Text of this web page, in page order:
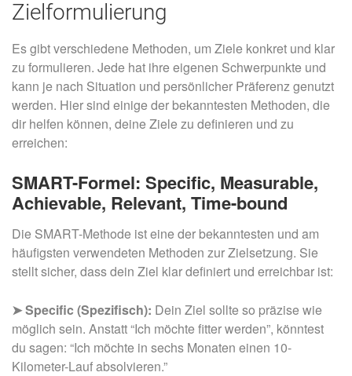
Zielformulierung
Es gibt verschiedene Methoden, um Ziele konkret und klar
zu formulieren. Jede hat ihre eigenen Schwerpunkte und
kann je nach Situation und persönlicher Präferenz genutzt
werden. Hier sind einige der bekanntesten Methoden, die
dir helfen können, deine Ziele zu definieren und zu
erreichen:
SMART-Formel: Specific, Measurable,
Achievable, Relevant, Time-bound
Die SMART-Methode ist eine der bekanntesten und am
häufigsten verwendeten Methoden zur Zielsetzung. Sie
stellt sicher, dass dein Ziel klar definiert und erreichbar ist:
➤ Specific (Spezifisch): Dein Ziel sollte so präzise wie
möglich sein. Anstatt “Ich möchte fitter werden”, könntest
du sagen: “Ich möchte in sechs Monaten einen 10-
Kilometer-Lauf absolvieren.”